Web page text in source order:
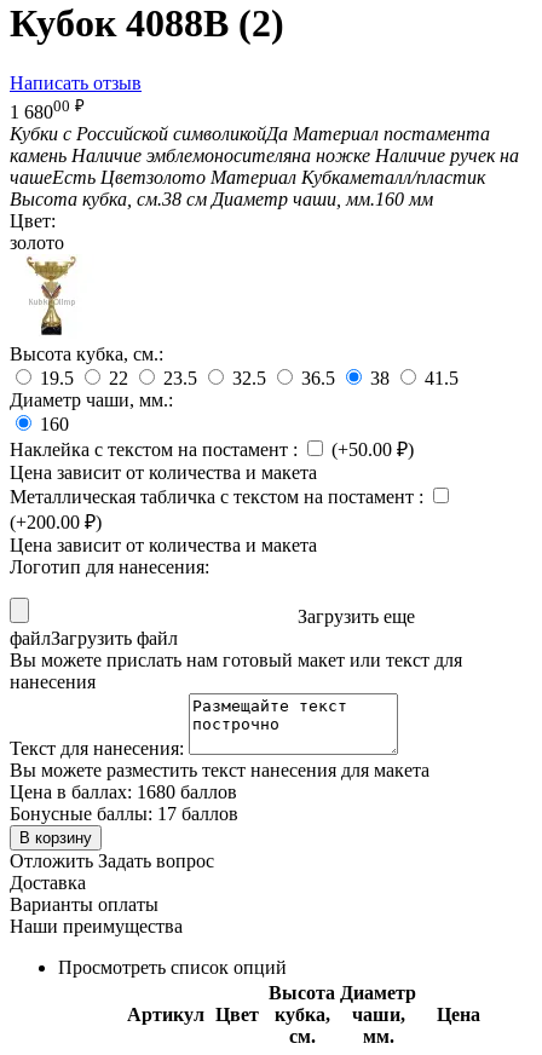
Кубок 4088B (2)
Написать отзыв
1 68000 ₽
Кубки с Российской символикойДа Материал постамента
камень Наличие эмблемоносителяна ножке Наличие ручек на
чашеЕсть Цветзолото Материал Кубкаметалл/пластик
Высота кубка, см.38 см Диаметр чаши, мм.160 мм
Цвет:
золото
Высота кубка, см.:
19.5
22 23.5 32.5 36.5 38
41.5
Диаметр чаши, мм.:
160
Наклейка с текстом на постамент : (+50.00 ₽)
Цена зависит от количества и макета
Металлическая табличка с текстом на постамент :
(+200.00 ₽)
Цена зависит от количества и макета
Логотип для нанесения:
Загрузить еще
файлЗагрузить файл
Вы можете прислать нам готовый макет или текст для
нанесения
Текст для нанесения:
Вы можете разместить текст нанесения для макета
Цена в баллах: 1680 баллов
Бонусные баллы: 17 баллов
В корзину
Отложить Задать вопрос
Доставка
Варианты оплаты
Наши преимущества
Просмотреть список опций
Артикул Цвет
Высота
кубка,
см.
Диаметр
чаши,
мм.
Цена